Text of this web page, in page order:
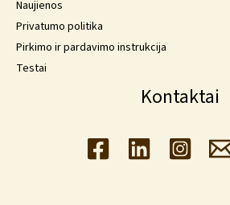
Naujienos
Privatumo politika
Pirkimo ir pardavimo instrukcija
Testai
Kontaktai